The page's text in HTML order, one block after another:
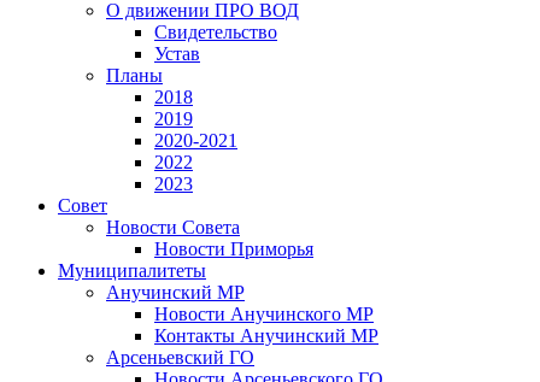
О движении ПРО ВОД
Свидетельство
Устав
Планы
2018
2019
2020-2021
2022
2023
Совет
Новости Совета
Новости Приморья
Муниципалитеты
Анучинский МР
Новости Анучинского МР
Контакты Анучинский МР
Арсеньевский ГО